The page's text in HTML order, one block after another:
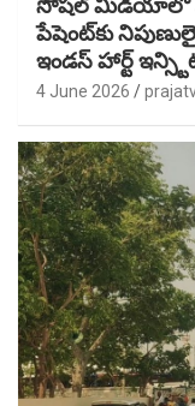
సోషల్ మీడియాలో
పేషెంట్‌కు
ఇండస్ హార్ట్
4 June 2026